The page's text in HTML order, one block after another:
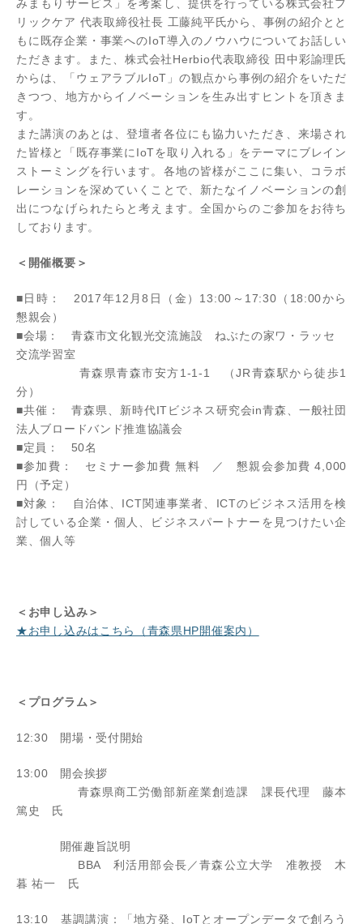
みまもりサービス」を考案し、提供を行っている株式会社フ
リックケア 代表取締役社長 工藤純平氏から、事例の紹介とと
もに既存企業・事業へのIoT導入のノウハウについてお話しい
ただきます。また、株式会社Herbio代表取締役 田中彩諭理氏
からは、「ウェアラブルIoT」の観点から事例の紹介をいただ
きつつ、地方からイノベーションを生み出すヒントを頂きま
す。
また講演のあとは、登壇者各位にも協力いただき、来場され
た皆様と「既存事業にIoTを取り入れる」をテーマにブレイン
ストーミングを行います。各地の皆様がここに集い、コラボ
レーションを深めていくことで、新たなイノベーションの創
出につなげられたらと考えます。全国からのご参加をお待ち
しております。
＜開催概要＞
■日時： 2017年12月8日（金）13:00～17:30（18:00から
懇親会）
■会場： 青森市文化観光交流施設 ねぶたの家ワ・ラッセ
交流学習室
青森県青森市安方1-1-1 （JR青森駅から徒歩1
分）
■共催： 青森県、新時代ITビジネス研究会in青森、一般社団
法人ブロードバンド推進協議会
■定員： 50名
■参加費： セミナー参加費 無料 ／ 懇親会参加費 4,000
円（予定）
■対象： 自治体、ICT関連事業者、ICTのビジネス活用を検
討している企業・個人、ビジネスパートナーを見つけたい企
業、個人等
＜お申し込み＞
★お申し込みはこちら（青森県HP開催案内）
＜プログラム＞
12:30 開場・受付開始
13:00 開会挨拶
青森県商工労働部新産業創造課 課長代理 藤本
篤史 氏
開催趣旨説明
BBA 利活用部会長／青森公立大学 准教授 木
暮 祐一 氏
13:10 基調講演：「地方発、IoTとオープンデータで創ろう